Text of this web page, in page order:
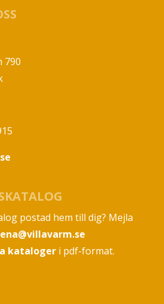
790
postad hem till dig? Mejla
katalogeri pdf-format.